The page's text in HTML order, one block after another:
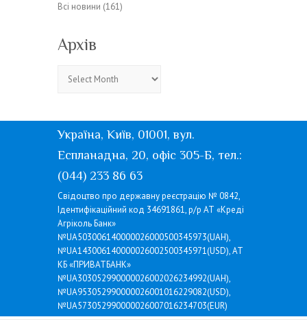
Всі новини (161)
Архів
Україна, Київ, 01001, вул.
Еспланадна, 20, офіс 305-Б, тел.:
(044) 233 86 63
Свідоцтво про державну реєстрацію № 0842,
Ідентифікаційний код 34691861, р/р АТ «Креді
Агріколь Банк»
№UA503006140000026000500345973(UAH),
№UA143006140000026002500345971(USD), АТ
КБ «ПРИВАТБАНК»
№UA303052990000026002026234992(UAH),
№UA953052990000026001016229082(USD),
№UA573052990000026007016234703(EUR)